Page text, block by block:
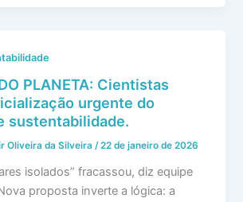
DO PLANETA: Cientistas
urgente do
sustentabilidade.
Oliveira da Silveira/22 de janeiro de 2026
isolados” fracassou, diz equipe
proposta inverte a lógica: a